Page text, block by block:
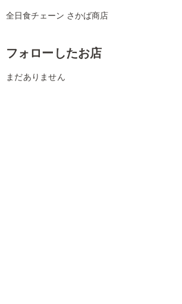
全日食チェーン さかば商店
フォローしたお店
まだありません